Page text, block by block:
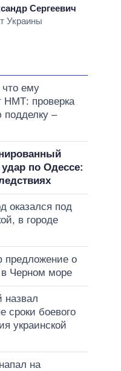
Сергеевич
Украины
ему
НМТ: проверка
–
по Одессе:
оказался под
в городе
предложение о
в Черном море
назвал
сроки боевого
украинской
на